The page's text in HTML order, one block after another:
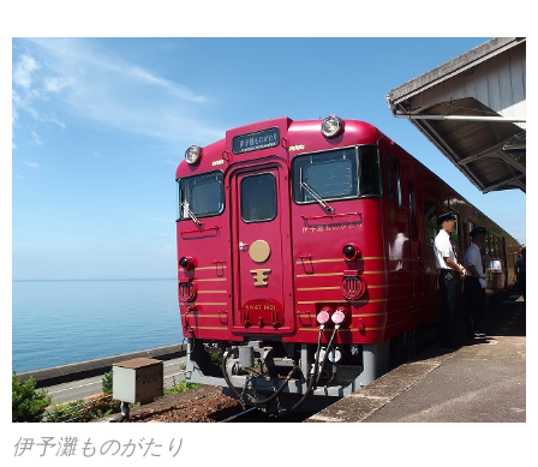
伊予灘ものがたり